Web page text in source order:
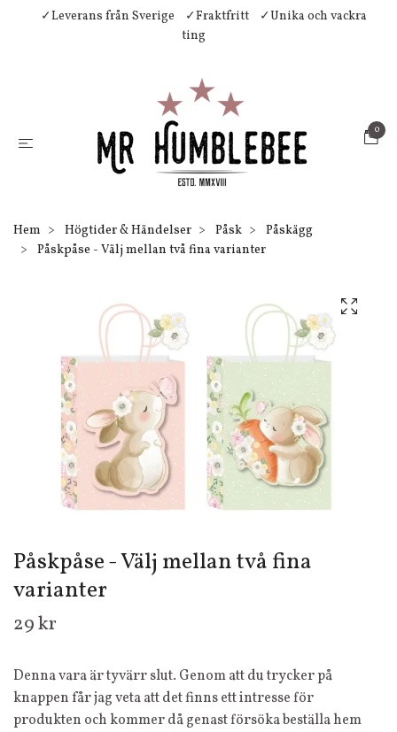
✓Leverans från Sverige ✓Fraktfritt
✓Unika och vackra
ting
0
Hem Högtider & Händelser Påsk
Påskägg
Påskpåse - Välj mellan två fina varianter
Påskpåse - Välj mellan två fina
varianter
29 kr
Denna vara är tyvärr slut. Genom att du trycker på
knappen får jag veta att det finns ett intresse för
produkten och kommer då genast försöka beställa hem